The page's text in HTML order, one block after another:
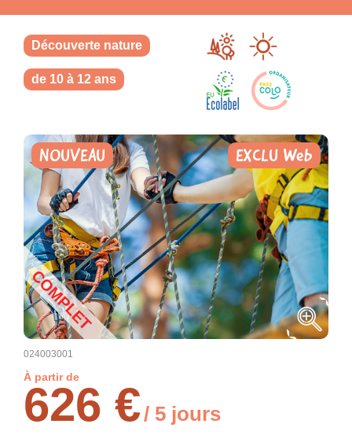
Découverte nature
de 10 à 12 ans
NOUVEAU EXCLU Web
COMPLET
024003001
À partir de
626 €/ 5 jours